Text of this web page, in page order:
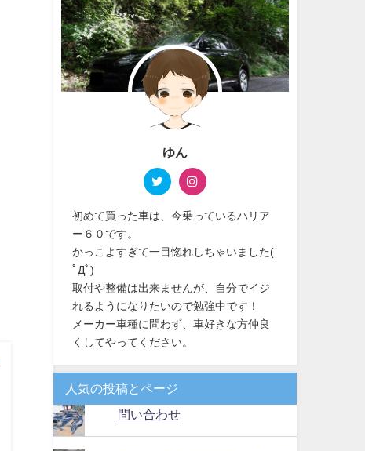
ゆん
初めて買った車は、今乗っているハリア
ー６０です。
かっこよすぎて一目惚れしちゃいました(
ﾟДﾟ)
取付や整備は出来ませんが、自分でイジ
れるようになりたいので勉強中です！
メーカー車種に問わず、車好きな方仲良
くしてやってください。
人気の投稿とページ
問い合わせ